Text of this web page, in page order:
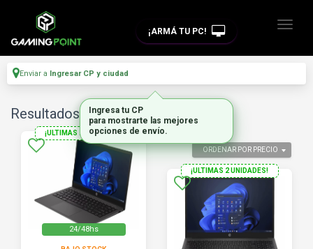
¡ARMÁ TU PC!
Enviar a Ingresar CP y ciudad
Resultados para"notebook hp g10"
ORDENAR POR PRECIO
24/48hs
¡ULTIMAS 2 UNIDADES!
¡ULTIMAS 2 UNIDADES!
Ingresa tu CP
para mostrarte las mejores
opciones de envío.